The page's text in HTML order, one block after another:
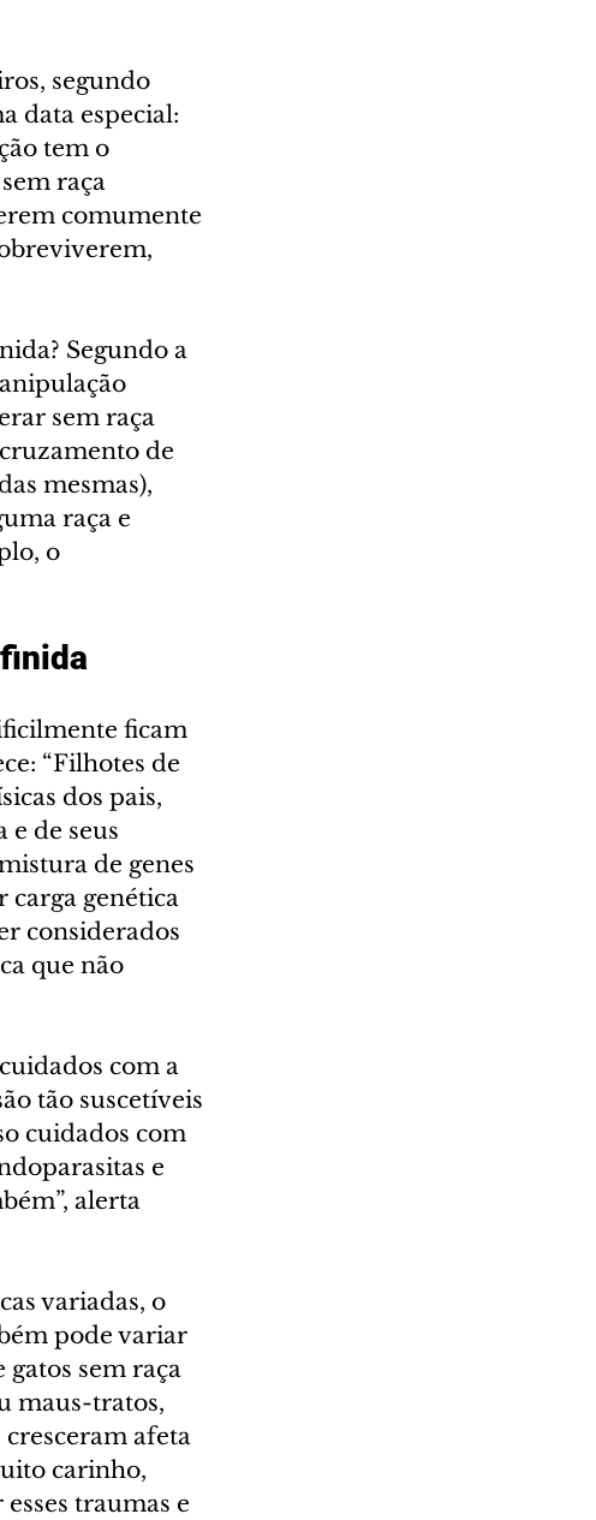
segundo
data especial:
tem o
raça
comumente
Segundo a
sem raça
de
mesmas),
raça e
o
ficam
“Filhotes de
dos pais,
e de seus
de genes
carga genética
considerados
que não
com a
tão suscetíveis
cuidados com
e
alerta
variadas, o
pode variar
gatos sem raça
maus-tratos,
afeta
carinho,
traumas e